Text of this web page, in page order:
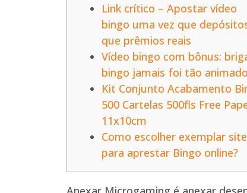
Link crítico – Apostar vídeo
bingo uma vez que
que prêmios reais
Vídeo bingo com bônus:
bingo jamais foi tão
Kit Conjunto Acabamento
500 Cartelas 500fls Free
11x10cm
Como escolher exemplar site
para aprestar Bingo online?